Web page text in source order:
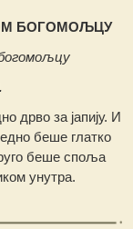
БОГОМОЉЦУ
дрво за јапију. И
беше глатко
беше споља
унутра.